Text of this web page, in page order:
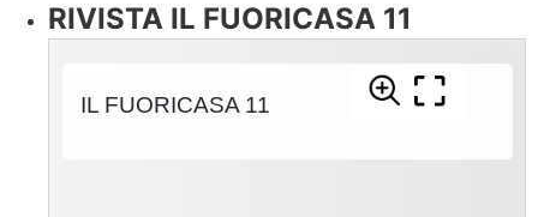
RIVISTA IL FUORICASA 11